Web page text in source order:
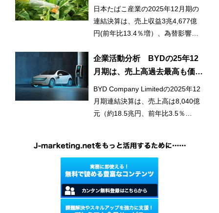
後も販売を伸ばしたことが大きく影
響した。売上の9割以上を占めるゲ
ーム専用機ビジネス売上高は2兆
増）。デジタル売上高比率は53.5%
から54.6%へ上昇した。
り売上、利益とも2桁増に
日本たばこ産業の2025年12月期の
連結決算は、売上収益3兆4,677億
円(前年比13.4％増）、為替影響を
（同21.5％増）、当期利益5,102億
円（同184.6％増）と、将来に亘る
してきた事業投資により、過去最高
となる財務実績を達成した。
企業活動分析 BYDの25年12
月期は、売上高過去最高も価格
競争激化で4年ぶり減益に
BYD Company Limitedの2025年12
月期連結決算は、売上高は8,040億
元（約18.5兆円、前年比3.5％
の市場・価格競争激化により中国国
内市場で苦戦し、売上高は過去最高
を更新したものの、伸び率は減速。
4年ぶりの減益となった。